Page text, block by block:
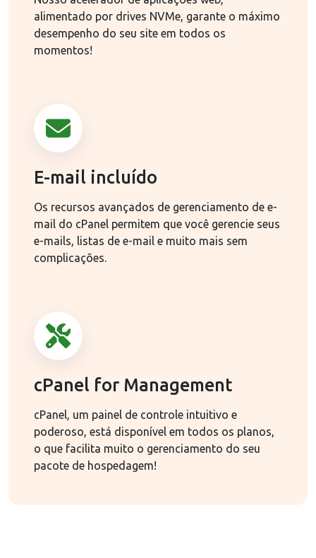
alimentado por drives NVMe, garante o máximo
desempenho do seu site em todos os
momentos!
E-mail incluído
Os recursos avançados de gerenciamento de e-
mail do cPanel permitem que você gerencie seus
e-mails, listas de e-mail e muito mais sem
complicações.
cPanel for Management
cPanel, um painel de controle intuitivo e
poderoso, está disponível em todos os planos,
o que facilita muito o gerenciamento do seu
pacote de hospedagem!